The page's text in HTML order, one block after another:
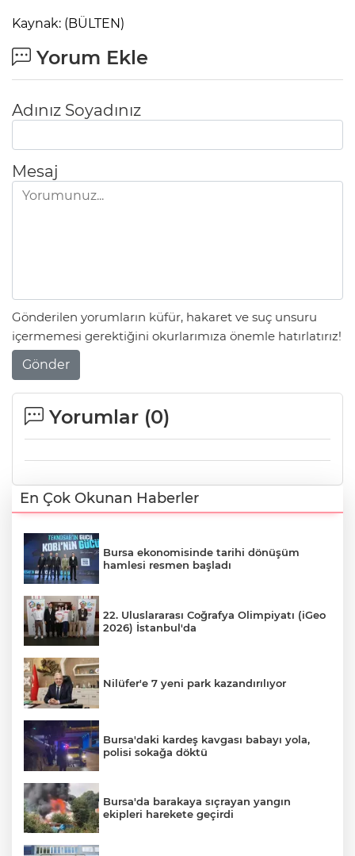
Kaynak: (BÜLTEN)
Yorum Ekle
Adınız Soyadınız
Mesaj
Gönderilen yorumların küfür, hakaret ve suç unsuru
içermemesi gerektiğini okurlarımıza önemle hatırlatırız!
Gönder
Yorumlar (0)
En Çok Okunan Haberler
Bursa ekonomisinde tarihi dönüşüm
hamlesi resmen başladı
22. Uluslararası Coğrafya Olimpiyatı (iGeo
2026) İstanbul'da
Nilüfer'e 7 yeni park kazandırılıyor
Bursa'daki kardeş kavgası babayı yola,
polisi sokağa döktü
Bursa'da barakaya sıçrayan yangın
ekipleri harekete geçirdi